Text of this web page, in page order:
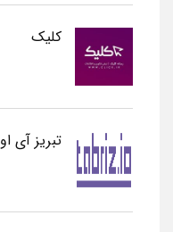
کلیک
تبریز آی او